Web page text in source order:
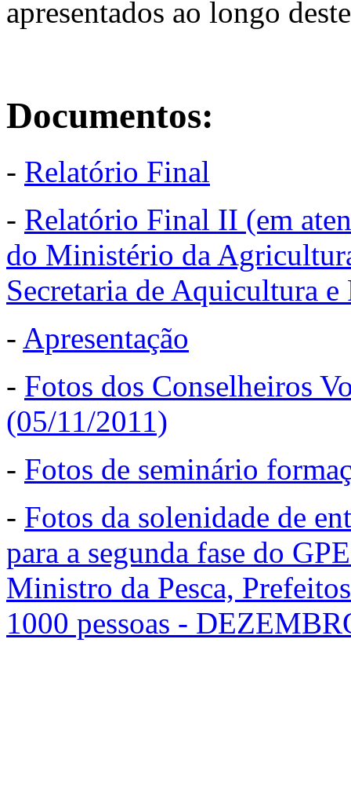
apresentados ao longo
Documentos:
- Relatório Final
- Relatório Final II (em
do Ministério da
Secretaria de Aquicultura
- Apresentação
- Fotos dos Conselheiros
(05/11/2011)
- Fotos de seminário
- Fotos da solenidade de
para a segunda fase do
Ministro da Pesca,
1000 pessoas -